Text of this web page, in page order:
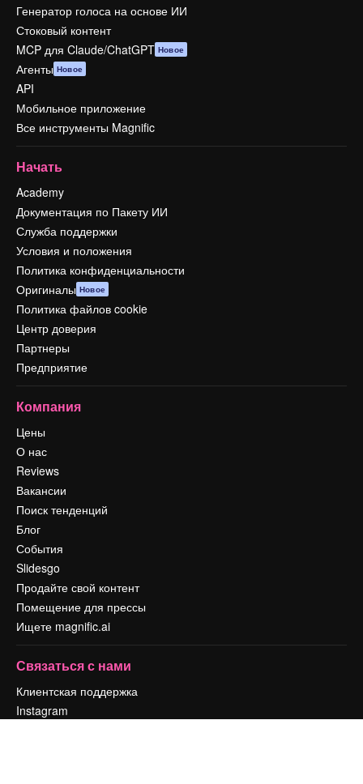
Генератор голоса на основе ИИ
Стоковый контент
MCP для Claude/ChatGPT Новое
Агенты Новое
API
Мобильное приложение
Все инструменты Magnific
Начать
Academy
Документация по Пакету ИИ
Служба поддержки
Условия и положения
Политика конфиденциальности
Оригиналы Новое
Политика файлов cookie
Центр доверия
Партнеры
Предприятие
Компания
Цены
О нас
Reviews
Вакансии
Поиск тенденций
Блог
События
Slidesgo
Продайте свой контент
Помещение для прессы
Ищете magnific.ai
Связаться с нами
Клиентская поддержка
Instagram